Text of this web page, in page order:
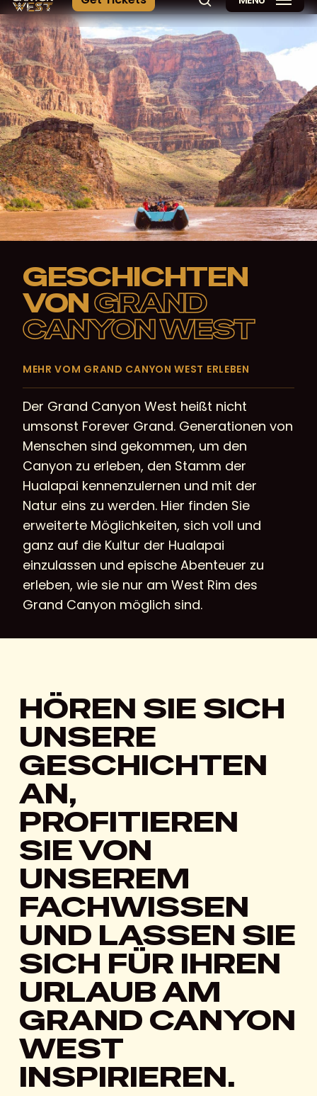
Suche
GESCHICHTEN
VONGRAND
CANYON WEST
MEHR VOM GRAND CANYON WEST ERLEBEN
Der Grand Canyon West heißt nicht
umsonst Forever Grand. Generationen von
Menschen sind gekommen, um den
Canyon zu erleben, den Stamm der
Hualapai kennenzulernen und mit der
Natur eins zu werden. Hier finden Sie
erweiterte Möglichkeiten, sich voll und
ganz auf die Kultur der Hualapai
einzulassen und epische Abenteuer zu
erleben, wie sie nur am West Rim des
Grand Canyon möglich sind.
HÖREN SIE SICH
UNSERE
GESCHICHTEN
AN,
PROFITIEREN
SIE VON
UNSEREM
FACHWISSEN
UND LASSEN SIE
SICH FÜR IHREN
URLAUB AM
GRAND CANYON
WEST
INSPIRIEREN.